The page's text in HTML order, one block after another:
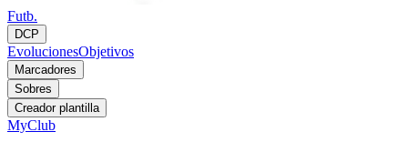
Futb.
DCP
EvolucionesObjetivos
Marcadores
Sobres
Creador plantilla
MyClub